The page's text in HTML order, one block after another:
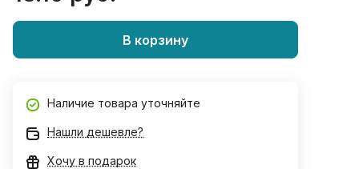
В корзину
Наличие товара уточняйте
Нашли дешевле?
Хочу в подарок